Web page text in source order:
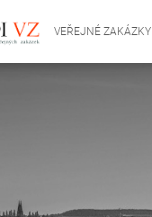
VEŘEJNÉ ZAKÁZKY